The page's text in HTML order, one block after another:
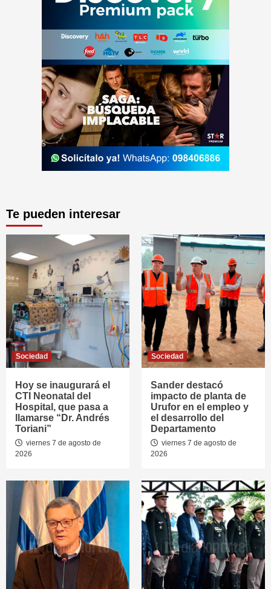
Te pueden interesar
Sociedad
Hoy se inaugurará el
CTI Neonatal del
Hospital, que pasa a
llamarse “Dr. Andrés
Toriani”
viernes 7 de agosto de
2026
Sociedad
Sander destacó
impacto de planta de
Urufor en el empleo y
el desarrollo del
Departamento
viernes 7 de agosto de
2026